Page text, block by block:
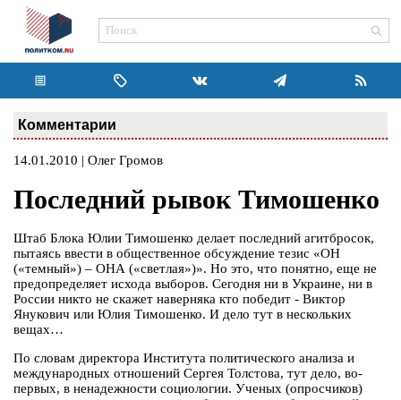
Комментарии
14.01.2010 | Олег Громов
Последний рывок Тимошенко
Штаб Блока Юлии Тимошенко делает последний агитбросок,
пытаясь ввести в общественное обсуждение тезис «ОН
(«темный») – ОНА («светлая»)». Но это, что понятно, еще не
предопределяет исхода выборов. Сегодня ни в Украине, ни в
России никто не скажет наверняка кто победит - Виктор
Янукович или Юлия Тимошенко. И дело тут в нескольких
вещах…
По словам директора Института политического анализа и
международных отношений Сергея Толстова, тут дело, во-
первых, в ненадежности социологии. Ученых (опросчиков)